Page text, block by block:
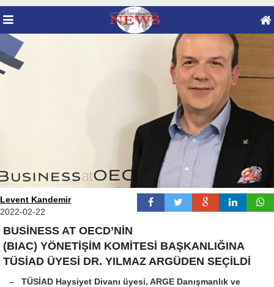
Levent Kandemir
2022-02-22
BUSİNESS AT OECD’NİN
(BIAC) YÖNETİŞİM KOMİTESİ BAŞKANLIĞINA
TÜSİAD ÜYESİ DR. YILMAZ ARGÜDEN SEÇİLDİ
– TÜSİAD Haysiyet Divanı üyesi, ARGE Danışmanlık ve